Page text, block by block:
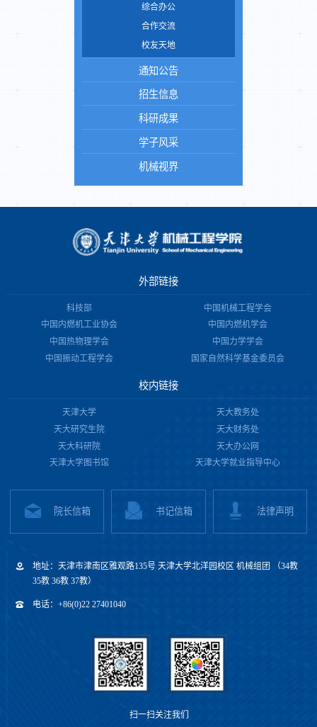
综合办公
合作交流
校友天地
通知公告
招生信息
科研成果
学子风采
机械视界
外部链接
科技部
中国机械工程学会
中国内燃机工业协会
中国内燃机学会
中国热物理学会
中国力学学会
中国振动工程学会
国家自然科学基金委员会
校内链接
天津大学
天大教务处
天大研究生院
天大财务处
天大科研院
天大办公网
天津大学图书馆
天津大学就业指导中心
院长信箱 书记信箱 法律声明
地址：天津市津南区雅观路135号 天津大学北洋园校区 机械组团 （34教
35教 36教 37教）
电话：+86(0)22 27401040
扫一扫关注我们